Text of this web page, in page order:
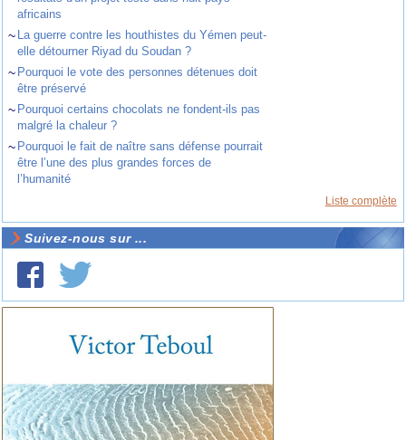
africains
~ La guerre contre les houthistes du Yémen peut-
elle détourner Riyad du Soudan ?
~ Pourquoi le vote des personnes détenues doit
être préservé
~ Pourquoi certains chocolats ne fondent-ils pas
malgré la chaleur ?
~ Pourquoi le fait de naître sans défense pourrait
être l’une des plus grandes forces de
l’humanité
Liste complète
Suivez-nous sur ...